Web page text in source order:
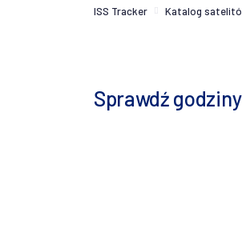
ISS Tracker Katalog
Sprawdź